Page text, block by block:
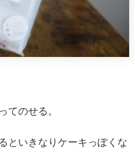
てのせる。
といきなりケーキっぽくな